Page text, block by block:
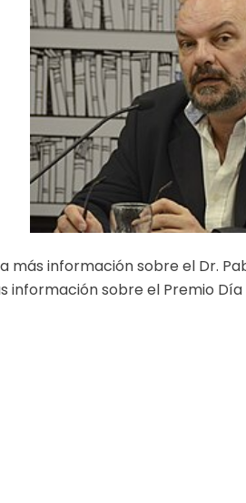
más información sobre el Dr.
información sobre el Premio Día